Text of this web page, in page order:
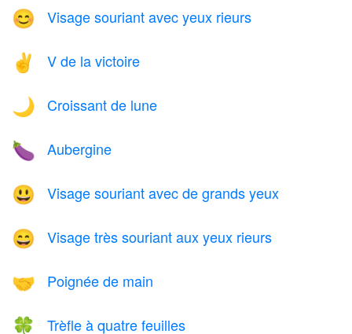
😊 Visage souriant avec yeux rieurs
✌️ V de la victoire
🌙 Croissant de lune
🍆 Aubergine
😃 Visage souriant avec de grands yeux
😄 Visage très souriant aux yeux rieurs
🤝 Poignée de main
🍀 Trèfle à quatre feuilles